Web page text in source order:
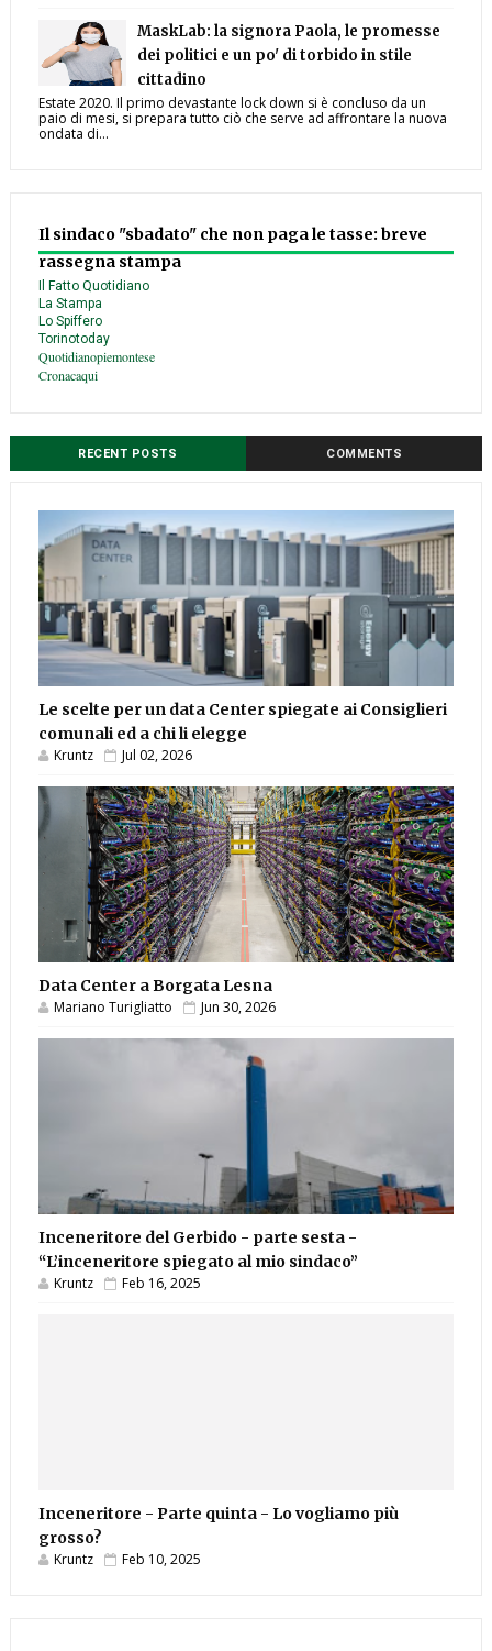
MaskLab: la signora Paola, le promesse
dei politici e un po' di torbido in stile
cittadino
Estate 2020. Il primo devastante lock down si è concluso da un
paio di mesi, si prepara tutto ciò che serve ad affrontare la nuova
ondata di...
Il sindaco "sbadato" che non paga le tasse: breve
rassegna stampa
Il Fatto Quotidiano
La Stampa
Lo Spiffero
Torinotoday
Quotidianopiemontese
Cronacaqui
RECENT POSTS COMMENTS
Le scelte per un data Center spiegate ai Consiglieri
comunali ed a chi li elegge
Kruntz Jul 02, 2026
Data Center a Borgata Lesna
Mariano Turigliatto Jun 30, 2026
Inceneritore del Gerbido - parte sesta -
“L’inceneritore spiegato al mio sindaco”
Kruntz Feb 16, 2025
Inceneritore - Parte quinta - Lo vogliamo più
grosso?
Kruntz Feb 10, 2025